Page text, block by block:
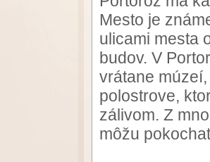
Mesto je
ulicami mesta
budov. V
vrátane
polostrove,
zálivom. Z
môžu